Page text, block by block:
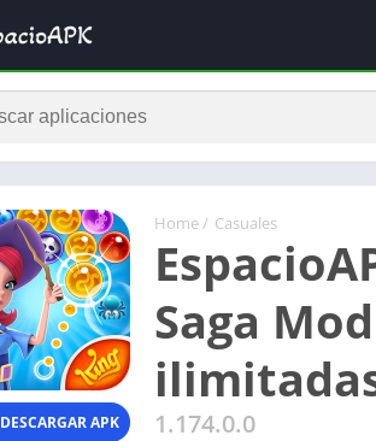
Home / Casuales
Saga
1.174.0.0
DESCARGAR APK